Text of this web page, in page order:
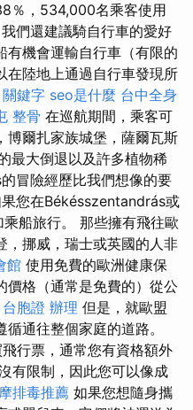
％，534,000名乘客使用
們還建議騎自行車的愛好
有機會運輸自行車（有限的
在陸地上通過自行車發現所
關鍵字 seo是什麼 台中全身
整骨 在巡航期間，乘客可
博爾扎家族城堡，薩爾瓦斯
最大倒退以及許多植物稀
冒險經歷比我們想像的要
您在Békésszentandrás或
船旅行。 那些擁有飛往歐
，挪威，瑞士或英國的人非
館 使用免費的歐洲健康保
價格（通常是免費的）從公
台胞證 辦理 但是，就歐盟
通往整個家庭的道路。
行票，通常您有資格額外
有限制，因此您可以像成
排毒推薦 如果您想隨身攜